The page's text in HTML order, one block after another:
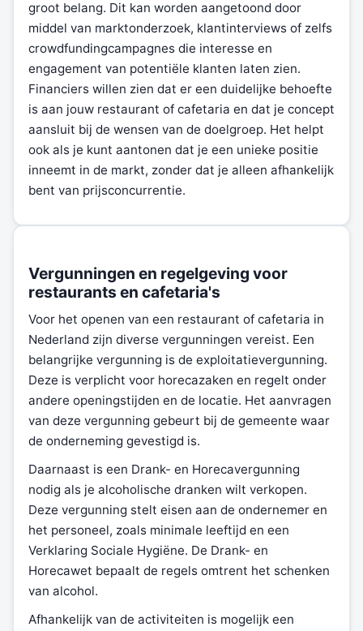
groot belang. Dit kan worden aangetoond door
middel van marktonderzoek, klantinterviews of zelfs
crowdfundingcampagnes die interesse en
engagement van potentiële klanten laten zien.
Financiers willen zien dat er een duidelijke behoefte
is aan jouw restaurant of cafetaria en dat je concept
aansluit bij de wensen van de doelgroep. Het helpt
ook als je kunt aantonen dat je een unieke positie
inneemt in de markt, zonder dat je alleen afhankelijk
bent van prijsconcurrentie.
Vergunningen en regelgeving voor
restaurants en cafetaria's
Voor het openen van een restaurant of cafetaria in
Nederland zijn diverse vergunningen vereist. Een
belangrijke vergunning is de exploitatievergunning.
Deze is verplicht voor horecazaken en regelt onder
andere openingstijden en de locatie. Het aanvragen
van deze vergunning gebeurt bij de gemeente waar
de onderneming gevestigd is.
Daarnaast is een Drank- en Horecavergunning
nodig als je alcoholische dranken wilt verkopen.
Deze vergunning stelt eisen aan de ondernemer en
het personeel, zoals minimale leeftijd en een
Verklaring Sociale Hygiëne. De Drank- en
Horecawet bepaalt de regels omtrent het schenken
van alcohol.
Afhankelijk van de activiteiten is mogelijk een